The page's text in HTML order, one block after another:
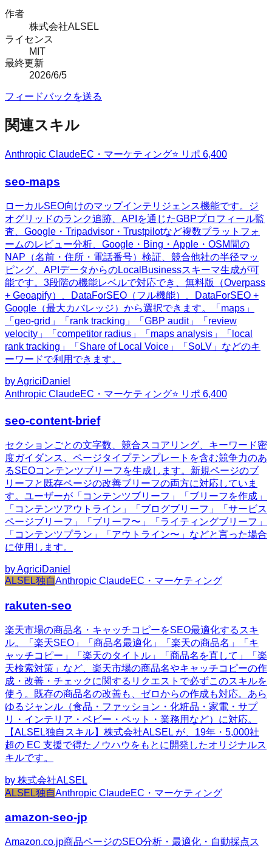
作者
株式会社ALSEL
ライセンス
MIT
最終更新
2026/6/5
フィードバックを送る
関連スキル
Anthropic ClaudeEC・マーケティング⭐ リポ 6,400
seo-maps
ローカルSEO向けのマップインテリジェンス機能です。ジ
オグリッドのランク追跡、APIを通じたGBPプロフィール監
査、Google・Tripadvisor・Trustpilotなど複数プラットフォ
ームのレビュー分析、Google・Bing・Apple・OSM間の
NAP（名前・住所・電話番号）検証、競合他社の半径マッ
ピング、APIデータからのLocalBusinessスキーマ生成が可
能です。3段階の機能レベルで対応でき、無料版（Overpass
+ Geoapify）、DataForSEO（フル機能）、DataForSEO +
Google（最大カバレッジ）から選択できます。「maps」
「geo-grid」「rank tracking」「GBP audit」「review
velocity」「competitor radius」「maps analysis」「local
rank tracking」「Share of Local Voice」「SoLV」などのキ
ーワードで利用できます。
byAgriciDaniel
Anthropic ClaudeEC・マーケティング⭐ リポ 6,400
seo-content-brief
セクションごとの文字数、競合スコアリング、キーワード密
度ガイダンス、ページタイプテンプレートを含む競争力のあ
るSEOコンテンツブリーフを生成します。新規ページのブ
リーフと既存ページの改善ブリーフの両方に対応していま
す。ユーザーが「コンテンツブリーフ」「ブリーフを作成」
「コンテンツアウトライン」「ブログブリーフ」「サービス
ページブリーフ」「ブリーフ〜」「ライティングブリーフ」
「コンテンツプラン」「アウトライン〜」などと言った場合
に使用します。
byAgriciDaniel
ALSEL独自Anthropic ClaudeEC・マーケティング
rakuten-seo
楽天市場の商品名・キャッチコピーをSEO最適化するスキ
ル。「楽天SEO」「商品名最適化」「楽天の商品名」「キ
ャッチコピー」「楽天のタイトル」「商品名を直して」「楽
天検索対策」など、楽天市場の商品名やキャッチコピーの作
成・改善・チェックに関するリクエストで必ずこのスキルを
使う。既存の商品名の改善も、ゼロからの作成も対応。あら
ゆるジャンル（食品・ファッション・化粧品・家電・サプ
リ・インテリア・ベビー・ペット・業務用など）に対応。
【ALSEL独自スキル】株式会社ALSEL が、19年・5,000社
超の EC 支援で得たノウハウをもとに開発したオリジナルス
キルです。
by 株式会社ALSEL
ALSEL独自Anthropic ClaudeEC・マーケティング
amazon-seo-jp
Amazon.co.jp商品ページのSEO分析・最適化・自動採点ス